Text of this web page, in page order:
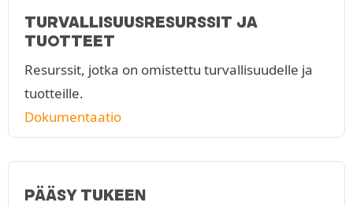
TURVALLISUUSRESURSSIT JA
TUOTTEET
Resurssit, jotka on omistettu turvallisuudelle ja
tuotteille.
Dokumentaatio
PÄÄSY TUKEEN